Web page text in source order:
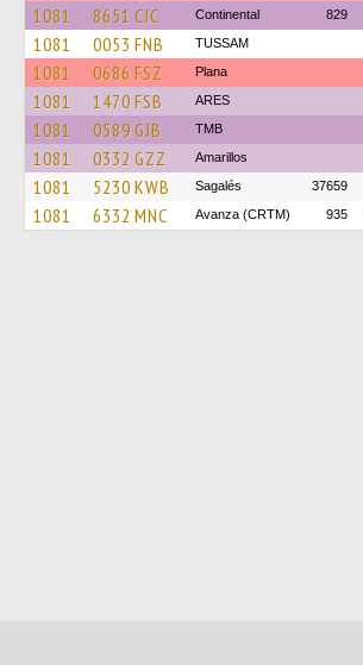
1081 8651 CJC Continental 829
1081 0053 FNB TUSSAM
1081 0686 FSZ Plana
1081 1470 FSB ARES
1081 0589 GJB TMB
1081 0332 GZZ Amarillos
1081 5230 KWB Sagalés 37659
1081 6332 MNC Avanza (CRTM) 935